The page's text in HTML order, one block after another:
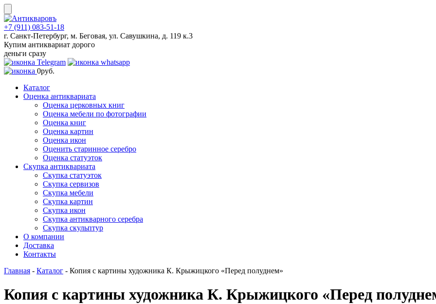
Skip
to
content
+7 (911) 083-51-18
г. Санкт-Петербург, м. Беговая, ул. Савушкина, д. 119 к.3
Купим антиквариат дорого
деньги сразу
0руб.
Каталог
Оценка антиквариата
Оценка церковных книг
Оценка мебели по фотографии
Оценка книг
Оценка картин
Оценка икон
Оценить старинное серебро
Оценка статуэток
Скупка антиквариата
Скупка статуэток
Скупка сервизов
Скупка мебели
Скупка картин
Скупка икон
Скупка антикварного серебра
Скупка скульптур
О компании
Доставка
Контакты
Главная - Каталог - Копия с картины художника К. Крыжицкого «Перед полуднем»
Копия с картины художника К. Крыжицкого «Перед